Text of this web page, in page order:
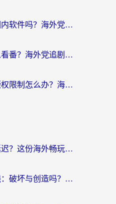
在国外能正常使用国内软件吗？海外党亲测有效的无缝访问指南
哔哩哔哩在国外怎么看番？海外党追剧看片的终极解决方案
在国外想看爱奇艺版权限制怎么办？海外华人必看的追剧自由指南
国外打重生细胞有延迟？这份海外畅玩国服游戏加速器终极指南请收好
在欧洲能玩堡垒前线：破坏与创造吗？海外党国服游戏不卡顿的秘密